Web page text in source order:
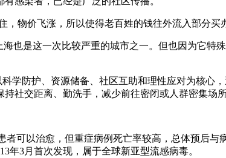
物价飞涨，所以使得老百姓的钱往外流入部分买
也是这一次比较严重的城市之一。但也因为它
学防护、资源储备、社区互助和理性应对为核心
社交距离、勤洗手，减少前往密闭或人群密集场所
可以治愈，但重症病例死亡率较高，总体预后
年3月首次发现，属于全球新亚型流感病毒。